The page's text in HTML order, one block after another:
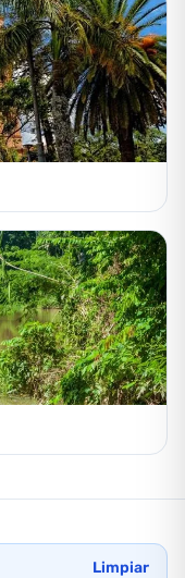
Limpiar